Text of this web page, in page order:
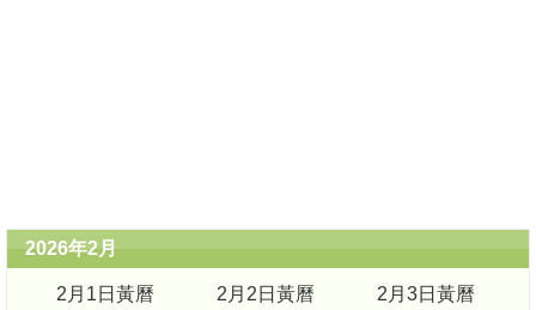
2026年2月
2月1日黃曆 2月2日黃曆
2月3日黃曆